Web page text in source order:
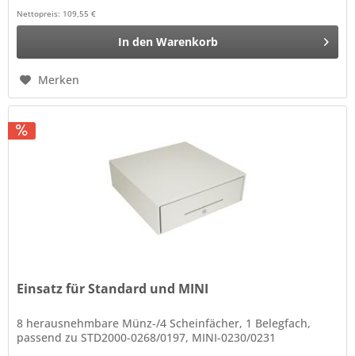
Nettopreis: 109,55 €
In den Warenkorb
Merken
Einsatz für Standard und MINI
8 herausnehmbare Münz-/4 Scheinfächer, 1 Belegfach,
passend zu STD2000-0268/0197, MINI-0230/0231